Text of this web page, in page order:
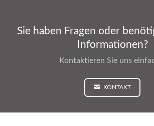
Sie haben Fragen oder
Informationen?
Kontaktieren Sie uns
KONTAKT